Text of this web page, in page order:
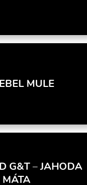
MULE
G&T – JAHODA
MÁTA